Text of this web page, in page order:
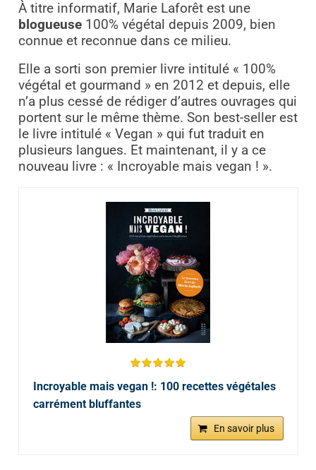
À titre informatif, Marie Laforêt est une
blogueuse100% végétal depuis 2009, bien
connue et reconnue dans ce milieu.
Elle a sorti son premier livre intitulé « 100%
végétal et gourmand » en 2012 et depuis, elle
n’a plus cessé de rédiger d’autres ouvrages qui
portent sur le même thème. Son best-seller est
le livre intitulé « Vegan » qui fut traduit en
plusieurs langues. Et maintenant, il y a ce
nouveau livre : « Incroyable mais vegan ! ».
Incroyable mais vegan !: 100 recettes végétales
carrément bluffantes
En savoir plus